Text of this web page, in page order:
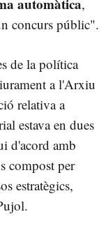
,
concurs públic".
de la política
a l'Arxiu
relativa a
estava en dues
d'acord amb
compost per
estratègics,